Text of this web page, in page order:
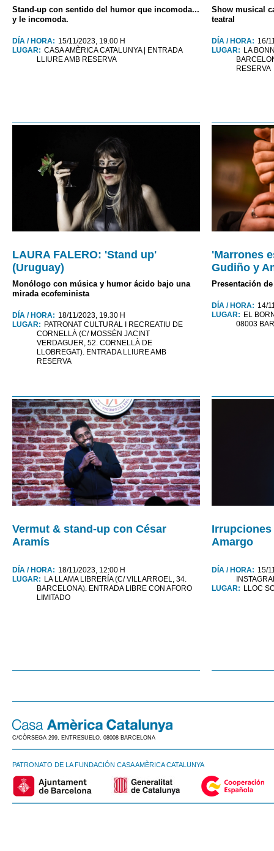
Stand-up con sentido del humor que incomoda...
y le incomoda.
DÍA / HORA: 15/11/2023, 19.00 H
LUGAR: CASA AMÈRICA CATALUNYA | ENTRADA
LLIURE AMB RESERVA
Show musical
teatral
DÍA / HORA: 16/
LUGAR: LA
RESERVA
LAURA FALERO: 'Stand up'
(Uruguay)
Monólogo con música y humor ácido bajo una
mirada ecofeminista
DÍA / HORA: 18/11/2023, 19.30 H
LUGAR: PATRONAT CULTURAL I RECREATIU DE
CORNELLÀ (C/ MOSSÈN JACINT
VERDAGUER, 52. CORNELLÀ DE
LLOBREGAT). ENTRADA LLIURE AMB
RESERVA
'Marrones
Gudiño y
Presentación
DÍA / HORA: 14/
LUGAR: EL
08003
Vermut & stand-up con César
Aramís
DÍA / HORA: 18/11/2023, 12:00 H
LUGAR: LA LLAMA LIBRERÍA (C/ VILLARROEL, 34.
BARCELONA). ENTRADA LIBRE CON AFORO
LIMITADO
Amargo
DÍA / HORA: 15/
LUGAR: LLOC
C/CÒRSEGA 299, ENTRESUELO. 08008 BARCELONA
PATRONATO DE LA FUNDACIÓN CASA AMÈRICA CATALUNYA